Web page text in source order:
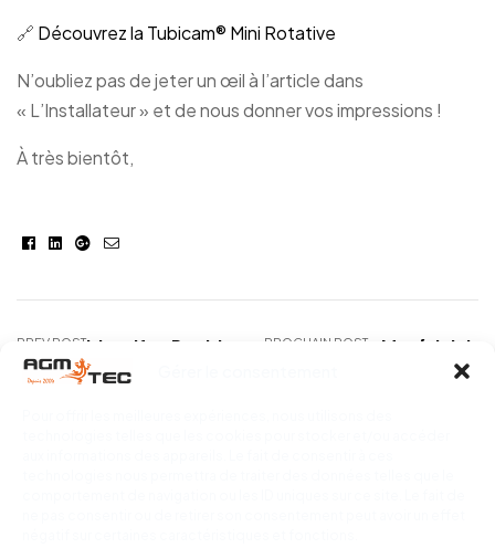
🔗 Découvrez la Tubicam® Mini Rotative
N’oubliez pas de jeter un œil à l’article dans
« L’Installateur » et de nous donner vos impressions !
À très bientôt,
Facebook
LinkedinGoogle+
E-
PREV POSTIdentifier Rapidement
et Sans Dégâts les
PROCHAIN POST
Matériel de
de gaine